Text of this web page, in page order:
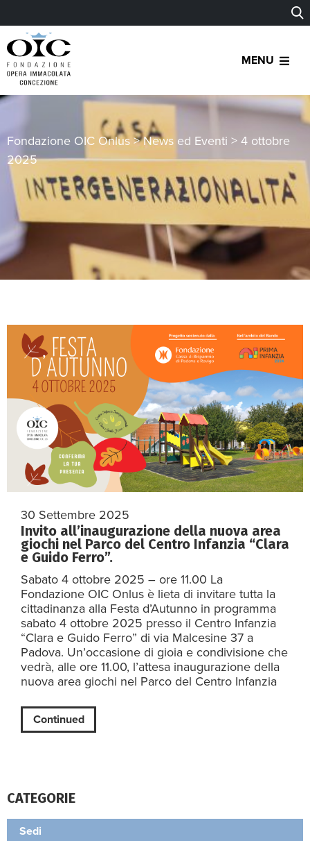
MENU
Fondazione OIC Onlus >News ed Eventi > 4 ottobre
2025
30 Settembre 2025
Invito all’inaugurazione della nuova area
giochi nel Parco del Centro Infanzia “Clara
e Guido Ferro”.
Sabato 4 ottobre 2025 – ore 11.00 La
Fondazione OIC Onlus è lieta di invitare tutta la
cittadinanza alla Festa d’Autunno in programma
sabato 4 ottobre 2025 presso il Centro Infanzia
“Clara e Guido Ferro” di via Malcesine 37 a
Padova. Un’occasione di gioia e condivisione che
vedrà, alle ore 11.00, l’attesa inaugurazione della
nuova area giochi nel Parco del Centro Infanzia
Continued
CATEGORIE
Sedi